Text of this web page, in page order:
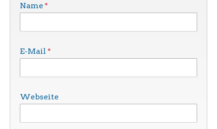
Name*
E-Mail *
Webseite